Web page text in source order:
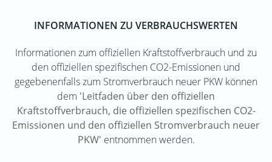
INFORMATIONEN ZU VERBRAUCHSWERTEN
Informationen zum offiziellen Kraftstoffverbrauch und zu
den offiziellen spezifischen CO2-Emissionen und
gegebenenfalls zum Stromverbrauch neuer PKW können
dem 'Leitfaden über den offiziellen
Kraftstoffverbrauch, die offiziellen spezifischen CO2-
Emissionen und den offiziellen Stromverbrauch neuer
PKW' entnommen werden.